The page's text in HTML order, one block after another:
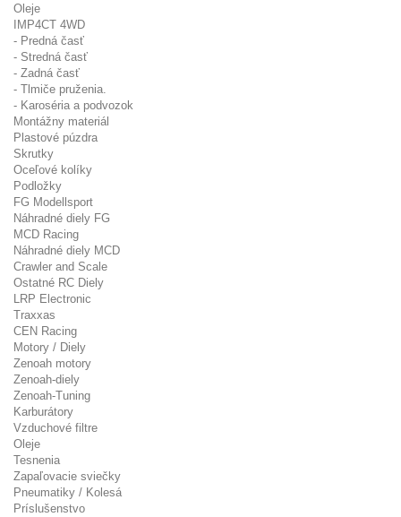
Oleje
IMP4CT 4WD
- Predná časť
- Stredná časť
- Zadná časť
- Tlmiče pruženia.
- Karoséria a podvozok
Montážny materiál
Plastové púzdra
Skrutky
Oceľové kolíky
Podložky
FG Modellsport
Náhradné diely FG
MCD Racing
Náhradné diely MCD
Crawler and Scale
Ostatné RC Diely
LRP Electronic
Traxxas
CEN Racing
Motory / Diely
Zenoah motory
Zenoah-diely
Zenoah-Tuning
Karburátory
Vzduchové filtre
Oleje
Tesnenia
Zapaľovacie sviečky
Pneumatiky / Kolesá
Príslušenstvo